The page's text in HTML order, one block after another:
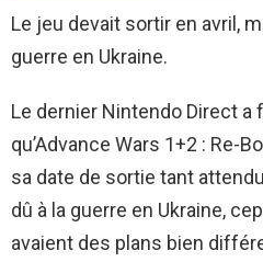
Le jeu devait sortir en avril,
guerre en Ukraine.
Le dernier Nintendo Direct a
qu’Advance Wars 1+2 : Re-
sa date de sortie tant
dû à la guerre en Ukraine,
avaient des plans bien